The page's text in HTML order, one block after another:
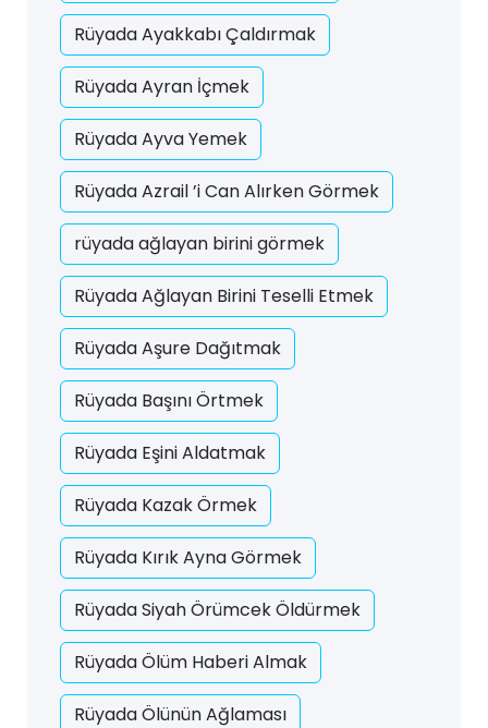
Rüyada Ayakkabı Çaldırmak
Rüyada Ayran İçmek
Rüyada Ayva Yemek
Rüyada Azrail ’i Can Alırken Görmek
rüyada ağlayan birini görmek
Rüyada Ağlayan Birini Teselli Etmek
Rüyada Aşure Dağıtmak
Rüyada Başını Örtmek
Rüyada Eşini Aldatmak
Rüyada Kazak Örmek
Rüyada Kırık Ayna Görmek
Rüyada Siyah Örümcek Öldürmek
Rüyada Ölüm Haberi Almak
Rüyada Ölünün Ağlaması